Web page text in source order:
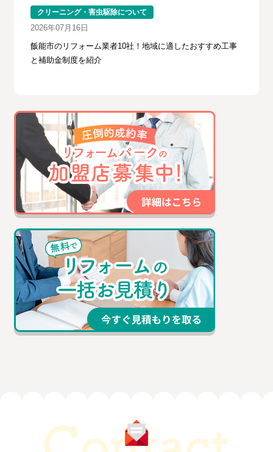
クリーニング・害虫駆除について
2026年07月16日
飯能市のリフォーム業者10社！地域に適したおすすめ工事
と補助金制度を紹介